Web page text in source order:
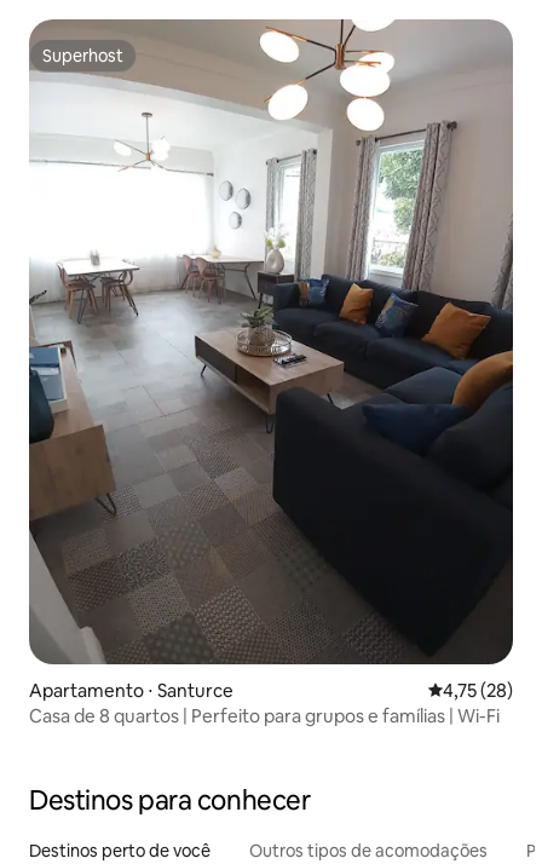
Superhost
Superhost
Apartamento ⋅ Santurce 4,75 de uma
4,75 (28)
Casa de 8 quartos | Perfeito para grupos e famílias | Wi-Fi
Destinos para conhecer
Destinos perto de você Outros tipos de acomodações